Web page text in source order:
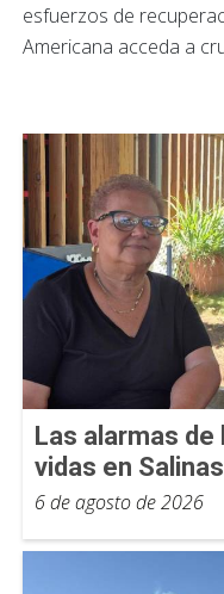
esfuerzos de
Americana acceda a
Las alarmas de
vidas en Salinas
6 de agosto de 2026